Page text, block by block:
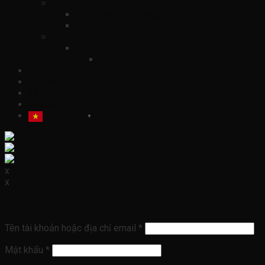
▼
x
x
Tên tài khoản hoặc địa chỉ email *
Mật khẩu *